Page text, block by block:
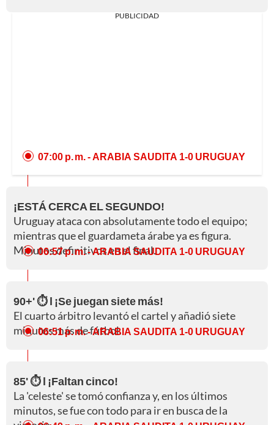
PUBLICIDAD
07:00 p. m. - ARABIA SAUDITA 1-0 URUGUAY
¡ESTÁ CERCA EL SEGUNDO!
Uruguay ataca con absolutamente todo el equipo;
mientras que el guardameta árabe ya es figura.
Minutos definitivos en el final.
06:57 p. m.- ARABIA SAUDITA 1-0 URUGUAY
90+' ⏱️ l ¡Se juegan siete más!
El cuarto árbitro levantó el cartel y añadió siete
minutos más de fútbol.
06:51 p. m.- ARABIA SAUDITA 1-0 URUGUAY
85' ⏱️ l ¡Faltan cinco!
La 'celeste' se tomó confianza y, en los últimos
minutos, se fue con todo para ir en busca de la